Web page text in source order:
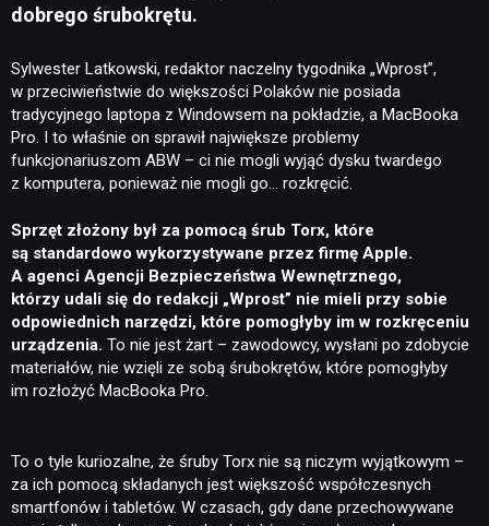
dobrego śrubokrętu.
Sylwester Latkowski, redaktor naczelny tygodnika „Wprost”,
w przeciwieństwie do większości Polaków nie posiada
tradycyjnego laptopa z Windowsem na pokładzie, a MacBooka
Pro. I to właśnie on sprawił największe problemy
funkcjonariuszom ABW – ci nie mogli wyjąć dysku twardego
z komputera, ponieważ nie mogli go… rozkręcić.
Sprzęt złożony był za pomocą śrub Torx, które
są standardowo wykorzystywane przez firmę Apple.
A agenci Agencji Bezpieczeństwa Wewnętrznego,
którzy udali się do redakcji „Wprost” nie mieli przy sobie
odpowiednich narzędzi, które pomogłyby im w rozkręceniu
urządzenia. To nie jest żart – zawodowcy, wysłani po zdobycie
materiałów, nie wzięli ze sobą śrubokrętów, które pomogłyby
im rozłożyć MacBooka Pro.
To o tyle kuriozalne, że śruby Torx nie są niczym wyjątkowym –
za ich pomocą składanych jest większość współczesnych
smartfonów i tabletów. W czasach, gdy dane przechowywane